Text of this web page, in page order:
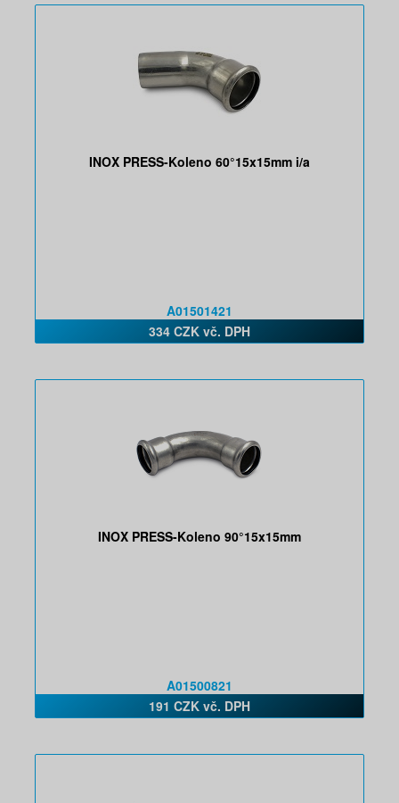
INOX PRESS-Koleno 60°15x15mm i/a
A01501421
334 CZK vč. DPH
INOX PRESS-Koleno 90°15x15mm
A01500821
191 CZK vč. DPH